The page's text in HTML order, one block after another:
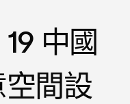
中國
間設